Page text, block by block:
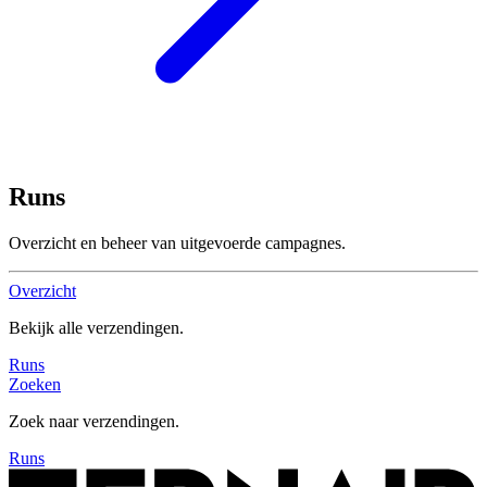
Runs
Overzicht en beheer van uitgevoerde campagnes.
Overzicht
Bekijk alle verzendingen.
Runs
Zoeken
Zoek naar verzendingen.
Runs